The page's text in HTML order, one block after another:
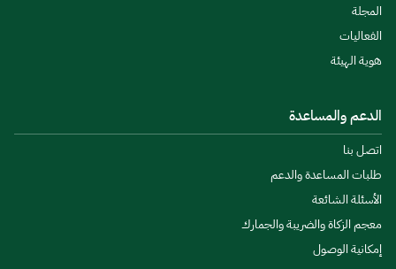
المجلة
الفعاليات
هوية الهيئة
الدعم والمساعدة
اتصل بنا
طلبات المساعدة والدعم
الأسئلة الشائعة
معجم الزكاة والضريبة والجمارك
إمكانية الوصول